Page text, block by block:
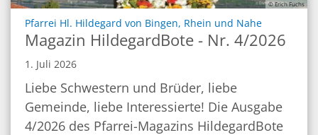
© Erich Fuchs
Pfarrei Hl. Hildegard von Bingen, Rhein und Nahe:
Magazin HildegardBote - Nr. 4/2026
1. Juli 2026
Liebe Schwestern und Brüder, liebe
Gemeinde, liebe Interessierte! Die Ausgabe
4/2026 des Pfarrei-Magazins HildegardBote